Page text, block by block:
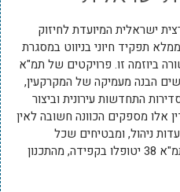
ישראלית המיועדת לחיזוק
תפקיד חיוני בניווט במסגרת
ביוזמה זו. פרויקטים של תמ"א
הבנה מעמיקה של המקרקעין,
התחדשות עירונית וביצור
אלו מספקים הכוונה חשובה לאין
ניהול, ומבטיחים שכל
ההיבטים המשפטיים של פרויקט תמ"א 38 יטופלו בקפידה, מהתכנון